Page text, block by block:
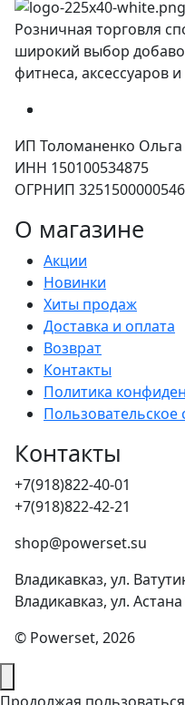
Розничная торговля
широкий выбор
фитнеса, аксессуаров
ИП Толоманенко
ИНН 150100534875
ОГРНИП
О магазине
Акции
Новинки
Хиты продаж
Доставка и оплата
Возврат
Контакты
Политика
Пользовательское
Контакты
+7(918)822-40-01
+7(918)822-42-21
shop@powerset.su
Владикавказ, ул.
Владикавказ, ул.
© Powerset, 2026